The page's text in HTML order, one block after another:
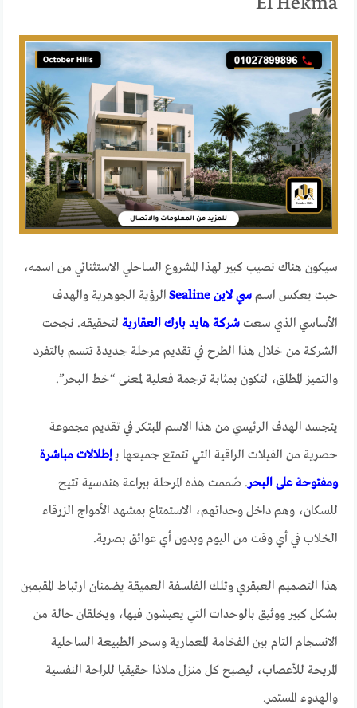
سيكون هناك نصيب كبير لهذا المشروع الساحلي الاستثنائي من اسمه،
حيث يعكس اسمسي لاينSealine الرؤية الجوهرية والهدف
الأساسي الذي سعتشركة هايد بارك العقارية لتحقيقه. نجحت
الشركة من خلال هذا الطرح في تقديم مرحلة جديدة تتسم بالتفرد
والتميز المطلق، لتكون بمثابة ترجمة فعلية لمعنى “خط البحر”.
يتجسد الهدف الرئيسي من هذا الاسم المبتكر في تقديم مجموعة
حصرية من الفيلات الراقية التي تتمتع جميعها بـإطلالات مباشرة
ومفتوحة على البحر. صُممت هذه المرحلة ببراعة هندسية تتيح
للسكان، وهم داخل وحداتهم، الاستمتاع بمشهد الأمواج الزرقاء
الخلاب في أي وقت من اليوم وبدون أي عوائق بصرية.
هذا التصميم العبقري وتلك الفلسفة العميقة يضمنان ارتباط المقيمين
بشكل كبير ووثيق بالوحدات التي يعيشون فيها، ويخلقان حالة من
الانسجام التام بين الفخامة المعمارية وسحر الطبيعة الساحلية
المريحة للأعصاب، ليصبح كل منزل ملاذا حقيقيا للراحة النفسية
والهدوء المستمر.